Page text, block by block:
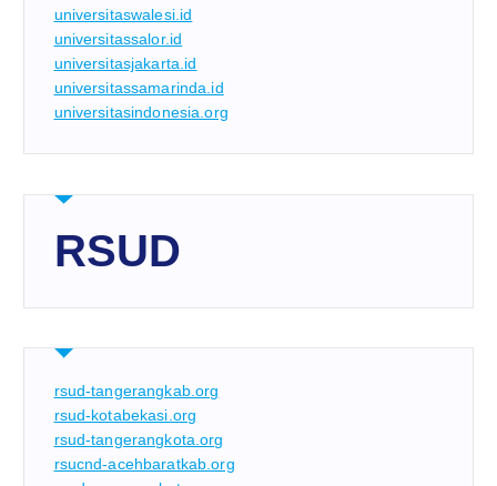
universitaswalesi.id
universitassalor.id
universitasjakarta.id
universitassamarinda.id
universitasindonesia.org
RSUD
rsud-tangerangkab.org
rsud-kotabekasi.org
rsud-tangerangkota.org
rsucnd-acehbaratkab.org